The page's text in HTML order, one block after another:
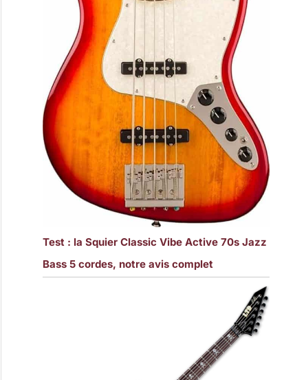
Test : la Squier Classic Vibe Active 70s Jazz
Bass 5 cordes, notre avis complet